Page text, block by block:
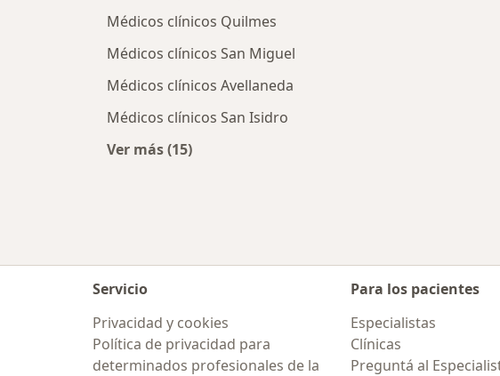
Médicos clínicos Quilmes
Médicos clínicos San Miguel
Médicos clínicos Avellaneda
Médicos clínicos San Isidro
Ver más (15)
Servicio
Privacidad y cookies
Política de privacidad para
determinados profesionales de la
Para los pacientes
Especialistas
Clínicas
Preguntá al